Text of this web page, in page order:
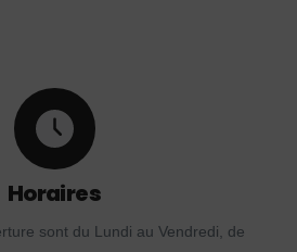
Horaires
sont du Lundi au Vendredi, de